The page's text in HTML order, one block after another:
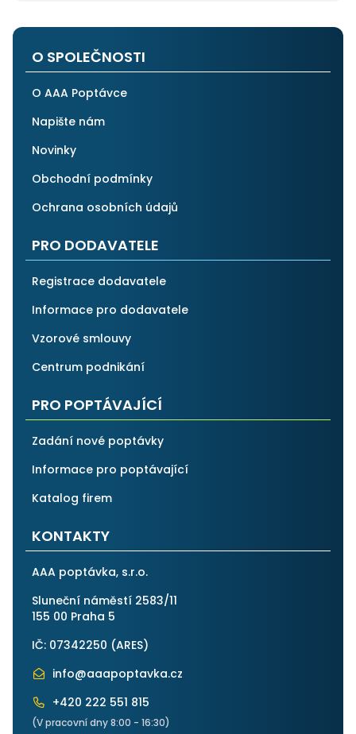
po všech stránkách plně spolehnout.
O SPOLEČNOSTI
O AAA Poptávce
Napište nám
Novinky
Obchodní podmínky
Ochrana osobních údajů
PRO DODAVATELE
Registrace dodavatele
Informace pro dodavatele
Vzorové smlouvy
Centrum podnikání
PRO POPTÁVAJÍCÍ
Zadání nové poptávky
Informace pro poptávající
Katalog firem
KONTAKTY
AAA poptávka, s.r.o.
Sluneční náměstí 2583/11
155 00 Praha 5
IČ: 07342250 (ARES)
info@aaapoptavka.cz
+420 222 551 815
(V pracovní dny 8:00 - 16:30)